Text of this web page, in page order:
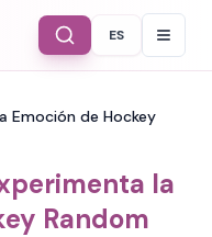
Select
ES
Emoción de Hockey
la
Random